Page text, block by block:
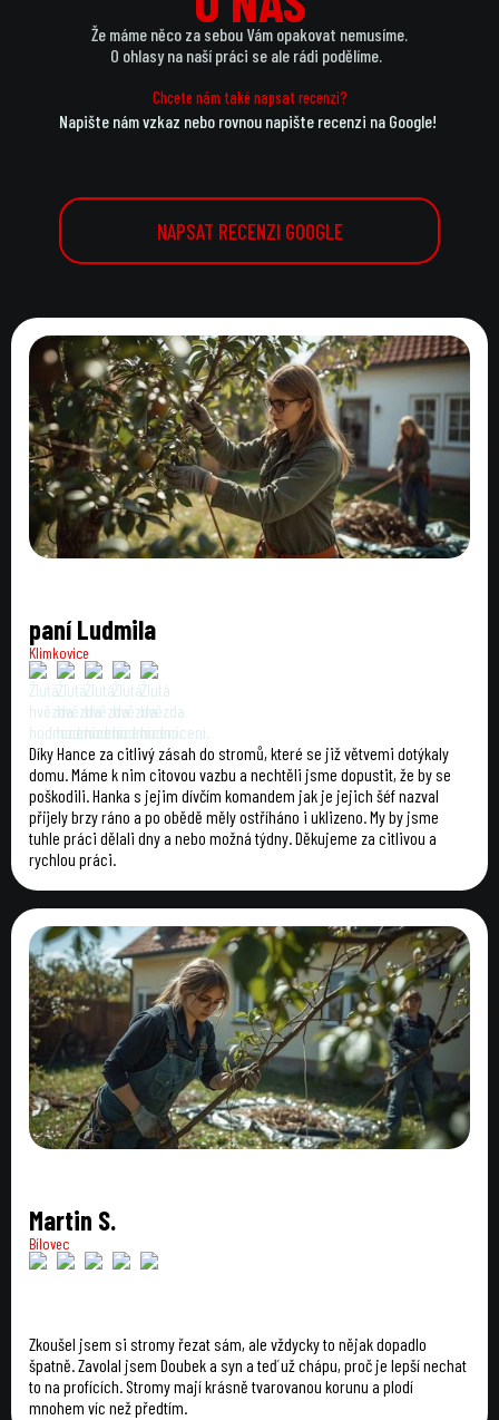
Že máme něco za sebou Vám opakovat nemusíme.
O ohlasy na naší práci se ale rádi podělíme.
Chcete nám také napsat recenzi?
Napište nám vzkaz nebo rovnou napište recenzi na Google!
NAPSAT RECENZI GOOGLE
paní Ludmila
Klimkovice
Díky Hance za citlivý zásah do stromů, které se již větvemi dotýkaly
domu. Máme k nim citovou vazbu a nechtěli jsme dopustit, že by se
poškodili. Hanka s jejim dívčím komandem jak je jejich šéf nazval
přijely brzy ráno a po obědě měly ostříháno i uklizeno. My by jsme
tuhle práci dělali dny a nebo možná týdny. Děkujeme za citlivou a
rychlou práci.
Martin S.
Bílovec
Zkoušel jsem si stromy řezat sám, ale vždycky to nějak dopadlo
špatně. Zavolal jsem Doubek a syn a teď už chápu, proč je lepší nechat
to na profících. Stromy mají krásně tvarovanou korunu a plodí
mnohem víc než předtím.